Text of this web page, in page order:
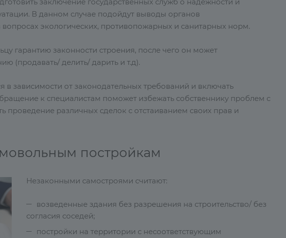
В данном случае подойдут выводы органов
экологических, противопожарных и санитарных норм.
гарантию законности строения, после чего он может
(продавать/ делить/ дарить и т.д).
зависимости от законодательных требований и включать
к специалистам поможет избежать собственнику проблем с
проведение различных сделок с отстаиванием своих прав и
постройкам
Незаконными самостроями считают:
возведенные здания без разрешения на строительство/ без
согласия соседей;
постройки на территории с несоответствующим